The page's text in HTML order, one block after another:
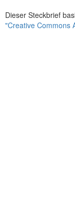
Dieser Steckbrief
"Creative Commons